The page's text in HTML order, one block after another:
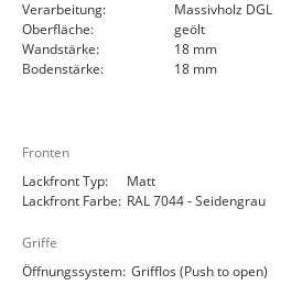
Verarbeitung:
Massivholz DGL
Oberfläche:
geölt
Wandstärke:
18 mm
Bodenstärke:
18 mm
Fronten
Lackfront Typ:
Matt
Lackfront Farbe: RAL 7044 - Seidengrau
Griffe
Öffnungssystem: Grifflos (Push to open)